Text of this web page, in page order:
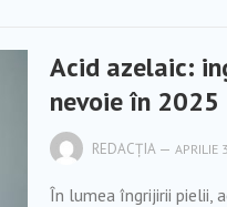
Acid azelaic:
nevoie în 2025
REDACȚIA— APRILIE
În lumea îngrijirii pielii,